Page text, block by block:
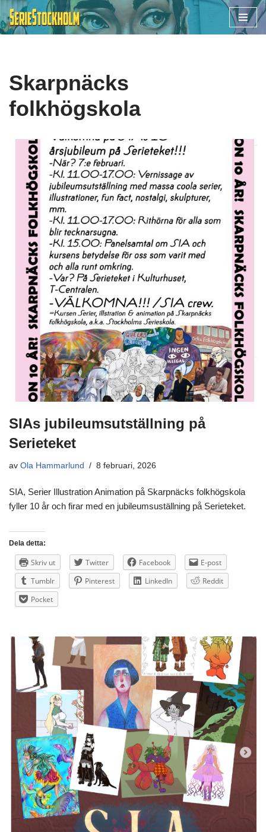
Hoppa
Skarpnäcks
folkhögskola
SIAs jubileumsutställning på
Serieteket
av Ola Hammarlund 8 februari, 2026
SIA, Serier Illustration Animation på Skarpnäcks folkhögskola
fyller 10 år och firar med en jubileumsuställning på Serieteket.
Dela detta:
Skriv ut Twitter Facebook
E-post
Tumblr
Pinterest LinkedIn
Reddit
Pocket